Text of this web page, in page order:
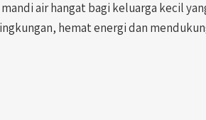
air hangat bagi keluarga kecil
hemat energi dan